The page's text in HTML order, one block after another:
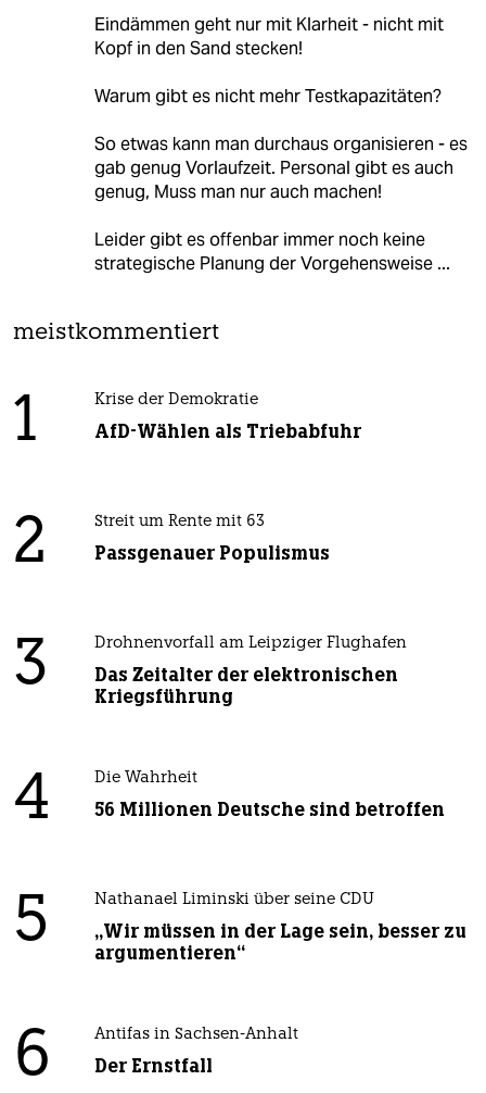
Eindämmen geht nur mit Klarheit - nicht mit
Kopf in den Sand stecken!
Warum gibt es nicht mehr Testkapazitäten?
So etwas kann man durchaus organisieren - es
gab genug Vorlaufzeit. Personal gibt es auch
genug, Muss man nur auch machen!
Leider gibt es offenbar immer noch keine
strategische Planung der Vorgehensweise ...
meistkommentiert
1 Krise der Demokratie
AfD-Wählen als Triebabfuhr
2 Streit um Rente mit 63
Passgenauer Populismus
3 Drohnenvorfall am Leipziger Flughafen
Das Zeitalter der elektronischen
Kriegsführung
4 Die Wahrheit
56 Millionen Deutsche sind betroffen
5 Nathanael Liminski über seine CDU
„Wir müssen in der Lage sein, besser zu
argumentieren“
6 Antifas in Sachsen-Anhalt
Der Ernstfall